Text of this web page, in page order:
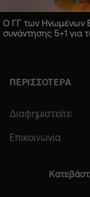
Ο ΓΓ των Ηνωμένων
συνάντησης 5+1 για
ΠΕΡΙΣΣΟΤΕΡΑ
Διαφημιστείτε
Επικοινωνία